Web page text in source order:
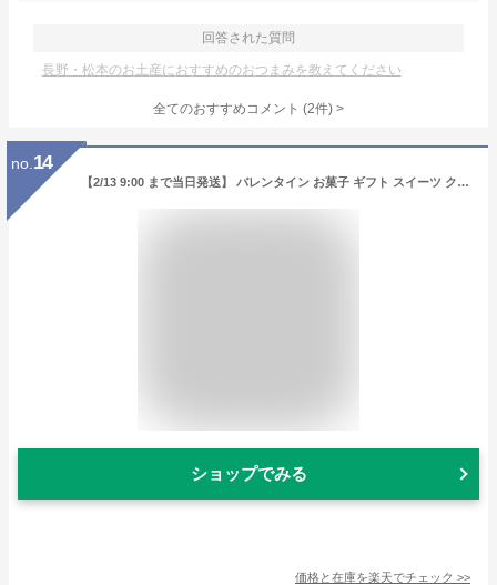
回答された質問
長野・松本のお土産におすすめのおつまみを教えてください
全てのおすすめコメント (2件) >
no. 14
【2/13 9:00 まで当日発送】 バレンタイン お菓子 ギフト スイーツ クッキー プレゼント 個包装 食品 送料無料 食べ物 焼き菓子 洋菓子 プチギフト バターサンド 菓子折り おしゃれ 美味しい サンドクッキー メープルサンドクッキー 24個 12個 6個 贈り物 御祝
ショップでみる
価格と在庫を楽天でチェック >>